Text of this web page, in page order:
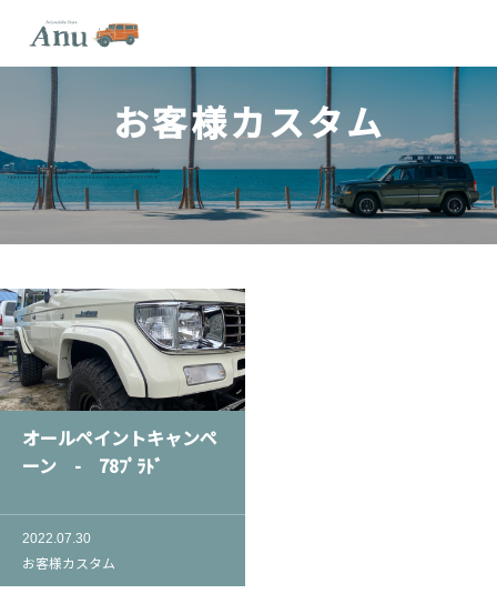
お客様カスタム
オールペイントキャンペ
ーン - 78ﾌﾟﾗﾄﾞ
2022.07.30
お客様カスタム